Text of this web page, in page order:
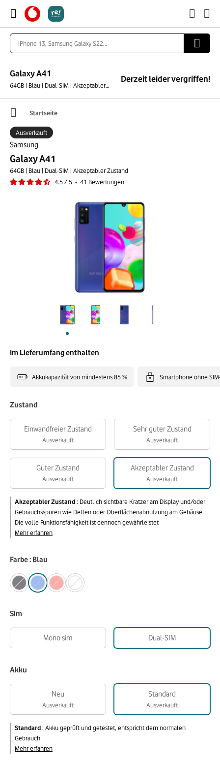
Galaxy A41
64GB | Blau | Dual-SIM | Akzeptabler Zustand
Derzeit leider vergriffen!
Startseite
Samsung
Galaxy A41
64GB | Blau | Dual-SIM | Akzeptabler Zustand
4.5/5 - 41 Bewertungen
Ausverkauft
Im Lieferumfang enthalten
Akkukapazität von mindestens 85 % Smartphone ohne
Zustand
Einwandfreier Zustand
Ausverkauft
Sehr guter Zustand
Ausverkauft
Guter Zustand
Ausverkauft
Akzeptabler Zustand
Ausverkauft
Akzeptabler Zustand: Deutlich sichtbare Kratzer am Display und/oder
Gebrauchsspuren wie Dellen oder Oberflächenabnutzung am Gehäuse.
Die volle Funktionsfähigkeit ist dennoch gewährleistet
Mehr erfahren
Farbe : Blau
Sim
Mono sim Dual-SIM
Akku
Neu
Ausverkauft
Standard
Ausverkauft
Standard: Akku geprüft und getestet, entspricht dem normalen
Gebrauch
Mehr erfahren